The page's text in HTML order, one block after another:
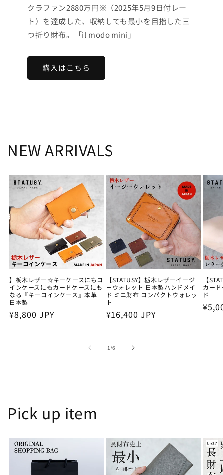
クラファン2880万円※（2025年5月9日付レー
ト）を達成した、収納しても最小を目指した三
つ折り財布。「il modo mini」
購入はこちら
NEW ARRIVALS
】栃木レザー☆キーケースにもコ
インケースにもカードケースにも
なる『キーコインケース』本革
日本製
通
¥8,800 JPY
【STATUSY】栃木レザーイージ
ーウォレット 日本製ハンドメイ
ド ミニ財布 コンパクトウォレッ
ト
通
格
¥16,400 JPY
【
カー
ド
通
1/の
6
Pick up item